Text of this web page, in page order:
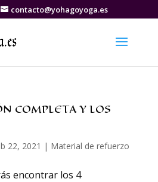
contacto@yohagoyoga.es
COMPLETA Y LOS
22, 2021 | Material de refuerzo
encontrar los 4